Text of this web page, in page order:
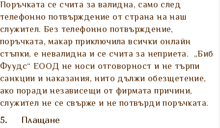
Поръчката се счита за валидна, само след
телефонно потвърждение от страна на наш
служител. Без телефонно потвърждение,
поръчката, макар приключила всички онлайн
стъпки, е невалидна и се счита за неприета. „Биб
Фуудс“ ЕООД не носи отговорност и не търпи
санкции и наказания, нито дължи обезщетение,
ако поради независещи от фирмата причини,
служител не се свърже и не потвърди поръчката.
5. Плащане